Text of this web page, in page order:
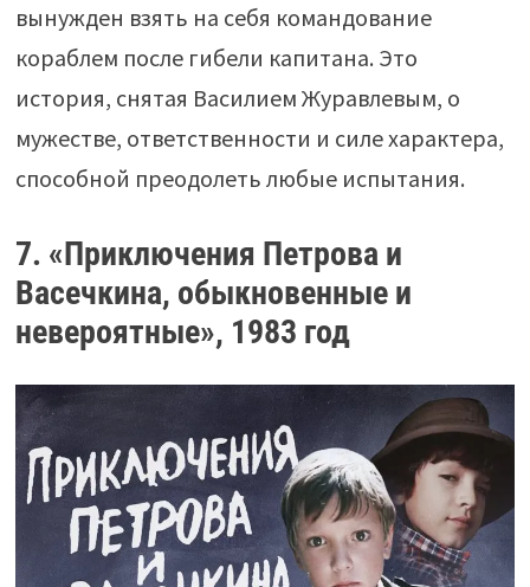
вынужден взять на себя командование
кораблем после гибели капитана. Это
история, снятая Василием Журавлевым, о
мужестве, ответственности и силе характера,
способной преодолеть любые испытания.
7. «Приключения Петрова и
Васечкина, обыкновенные и
невероятные», 1983 год